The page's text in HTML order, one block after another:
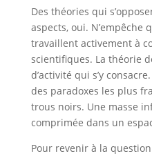
Des théories qui
aspects, oui. N’empêche
travaillent activement à
scientifiques. La théorie
d’activité qui s’y
des paradoxes les plus
trous noirs. Une masse
comprimée dans un
Pour revenir à la